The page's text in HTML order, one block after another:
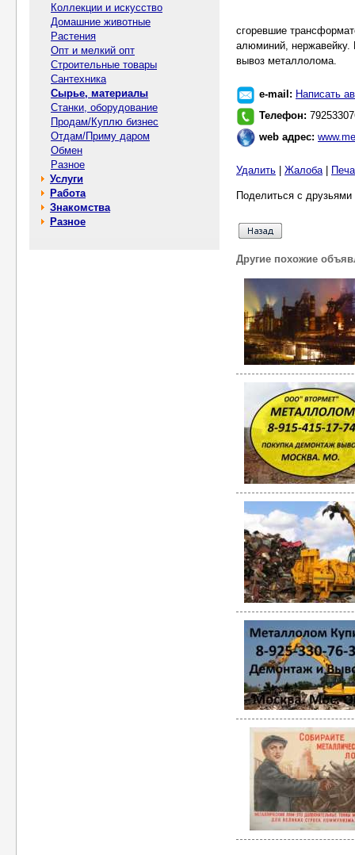
Коллекции и искусство
Домашние животные
Растения
Опт и мелкий опт
Строительные товары
Сантехника
Сырье, материалы
Станки, оборудование
Продам/Куплю бизнес
Отдам/Приму даром
Обмен
Разное
Услуги
Работа
Знакомства
Разное
сгоревшие
алюминий,
вывоз металлолома.
e-mail: Написать
Телефон:
web адрес:
Удалить Жалоба|
Поделиться с
Другие похожие